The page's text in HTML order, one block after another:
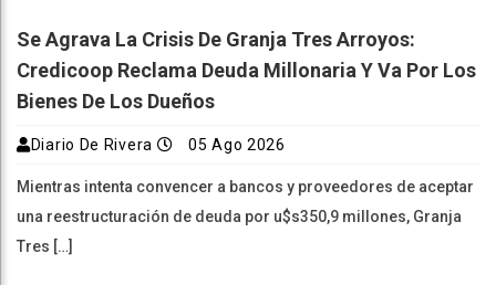
Se Agrava La Crisis De Granja Tres Arroyos:
Credicoop Reclama Deuda Millonaria Y Va Por Los
Bienes De Los Dueños
Diario De Rivera 05 Ago 2026
Mientras intenta convencer a bancos y proveedores de aceptar
una reestructuración de deuda por u$s350,9 millones, Granja
Tres […]